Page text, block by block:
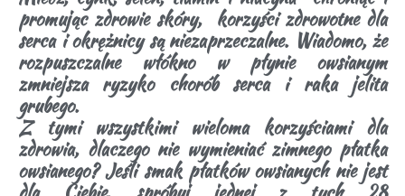
promując zdrowie skóry, korzyści zdrowotne dla
serca i okrężnicy są niezaprzeczalne. Wiadomo, że
rozpuszczalne włókno w płynie owsianym
zmniejsza ryzyko chorób serca i raka jelita
grubego.
Z tymi wszystkimi wieloma korzyściami dla
zdrowia, dlaczego nie wymieniać zimnego płatka
owsianego? Jeśli smak płatków owsianych nie jest